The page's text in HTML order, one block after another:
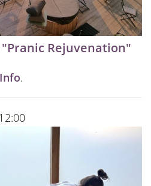
Rejuvenation"
Info.